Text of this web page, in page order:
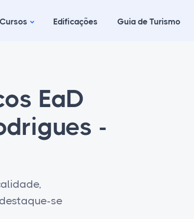
Edificações Guia de Turismo
EaD
-
se